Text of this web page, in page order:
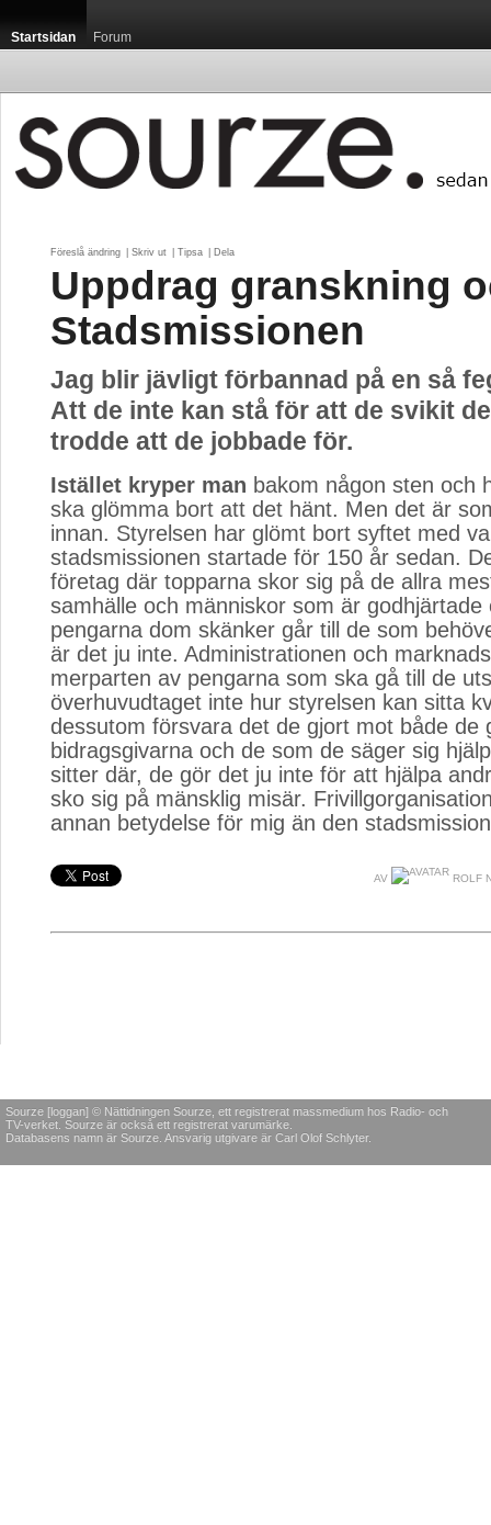
Startsidan Forum
Föreslå ändring Skriv ut Tipsa Dela
Uppdrag granskning
Stadsmissionen
Jag blir jävligt förbannad på en så
Att de inte kan stå för att de svikit
trodde att de jobbade för.
Istället kryper man bakom någon sten och
ska glömma bort att det hänt. Men det är
innan. Styrelsen har glömt bort syftet med
stadsmissionen startade för 150 år sedan.
företag där topparna skor sig på de allra
samhälle och människor som är
pengarna dom skänker går till de som
är det ju inte. Administrationen och
merparten av pengarna som ska gå till de
överhuvudtaget inte hur styrelsen kan sitta
dessutom försvara det de gjort mot både de
bidragsgivarna och de som de säger sig
sitter där, de gör det ju inte för att hjälpa
sko sig på mänsklig misär.
annan betydelse för mig än den
AV ROLF
Sourze [loggan] © Nättidningen Sourze, ett registrerat massmedium hos Radio- och
TV-verket. Sourze är också ett registrerat varumärke.
Databasens namn är Sourze. Ansvarig utgivare är Carl Olof Schlyter.